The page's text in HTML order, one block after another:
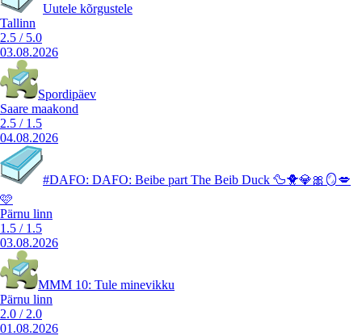
Uutele kõrgustele
Tallinn
2.5 / 5.0
03.08.2026
Spordipäev
Saare maakond
2.5 / 1.5
04.08.2026
#DAFO: DAFO: Beibe part The Beib Duck 🦆🐥💎🎀🪞💋
🩷
Pärnu linn
1.5 / 1.5
03.08.2026
MMM 10: Tule minevikku
Pärnu linn
2.0 / 2.0
01.08.2026